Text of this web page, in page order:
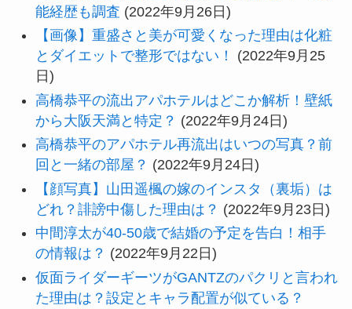
能経歴も調査 (2022年9月26日)
【画像】重盛さと美が可愛くなった理由は化粧
とダイエットで整形ではない！
(2022年9月25
日)
高橋恭平の流出アパホテルはどこか解析！壁紙
から大阪天満と特定？ (2022年9月24日)
高橋恭平のアパホテル再流出はいつの写真？前
回と一緒の部屋？ (2022年9月24日)
【顔写真】山田遥楓の嫁のインスタ（裏垢）は
どれ？誹謗中傷した理由は？ (2022年9月23日)
中間淳太が40-50歳で結婚の予定を告白！相手
の情報は？ (2022年9月22日)
仮面ライダーギーツがGANTZのパクリと言われ
た理由は？設定とキャラ配置が似ている？